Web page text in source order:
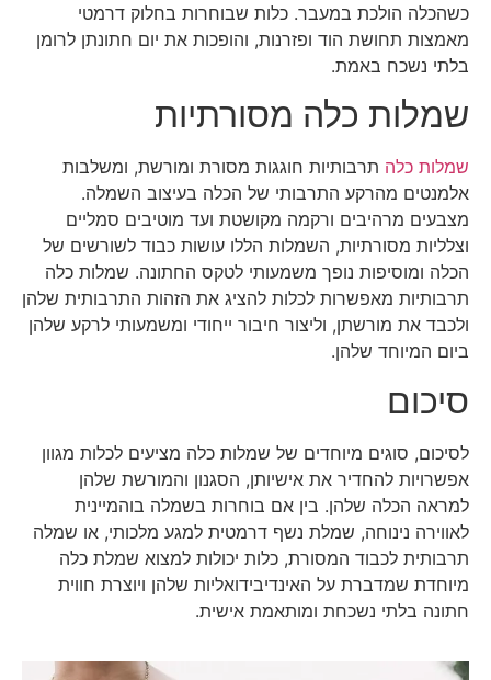
כשהכלה הולכת במעבר. כלות שבוחרות בחלוק דרמטי
מאמצות תחושת הוד ופזרנות, והופכות את יום חתונתן לרומן
בלתי נשכח באמת.
שמלות כלה מסורתיות
שמלות כלה תרבותיות חוגגות מסורת ומורשת, ומשלבות
אלמנטים מהרקע התרבותי של הכלה בעיצוב השמלה.
מצבעים מרהיבים ורקמה מקושטת ועד מוטיבים סמליים
וצלליות מסורתיות, השמלות הללו עושות כבוד לשורשים של
הכלה ומוסיפות נופך משמעותי לטקס החתונה. שמלות כלה
תרבותיות מאפשרות לכלות להציג את הזהות התרבותית שלהן
ולכבד את מורשתן, וליצור חיבור ייחודי ומשמעותי לרקע שלהן
ביום המיוחד שלהן.
סיכום
לסיכום, סוגים מיוחדים של שמלות כלה מציעים לכלות מגוון
אפשרויות להחדיר את אישיותן, הסגנון והמורשת שלהן
למראה הכלה שלהן. בין אם בוחרות בשמלה בוהמיינית
לאווירה נינוחה, שמלת נשף דרמטית למגע מלכותי, או שמלה
תרבותית לכבוד המסורת, כלות יכולות למצוא שמלת כלה
מיוחדת שמדברת על האינדיבידואליות שלהן ויוצרת חווית
חתונה בלתי נשכחת ומותאמת אישית.